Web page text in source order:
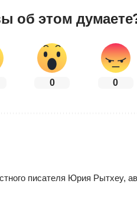
об этом
0 0
писателя Юрия Рытхеу,